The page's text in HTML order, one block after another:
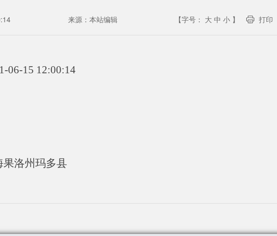
来源： 本站编辑 【字号： 大 中 小 】 打印
06-15 12:00:14
洛州玛多县